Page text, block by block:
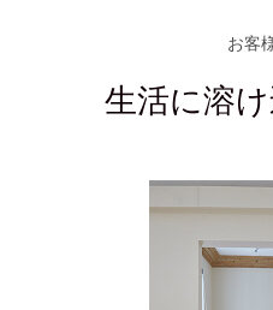
お客
生活に溶